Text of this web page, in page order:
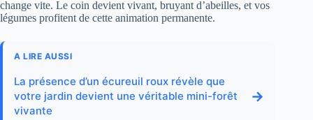
change vite. Le coin devient vivant, bruyant d’abeilles, et vos
légumes profitent de cette animation permanente.
A LIRE AUSSI
La présence d’un écureuil roux révèle que
votre jardin devient une véritable mini-forêt
vivante
→